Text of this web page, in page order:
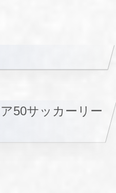
50サッカーリー